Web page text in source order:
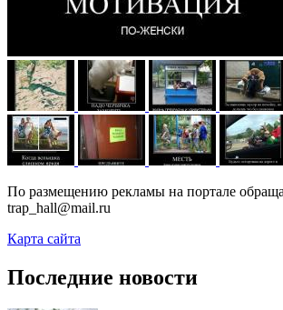
По размещению рекламы на портале
trap_hall@mail.ru
Карта сайта
Последние новости